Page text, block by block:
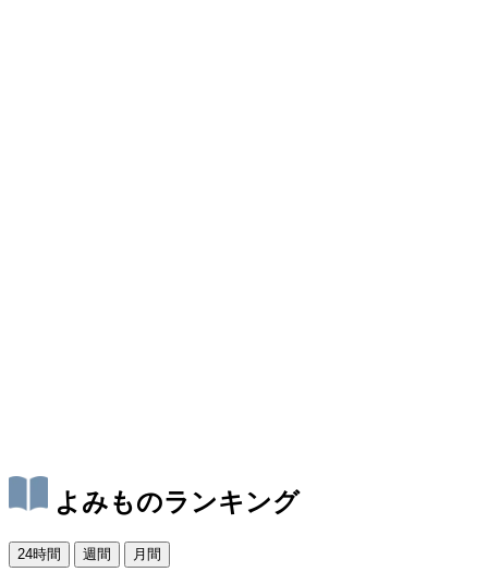
よみものランキング
24時間 週間 月間